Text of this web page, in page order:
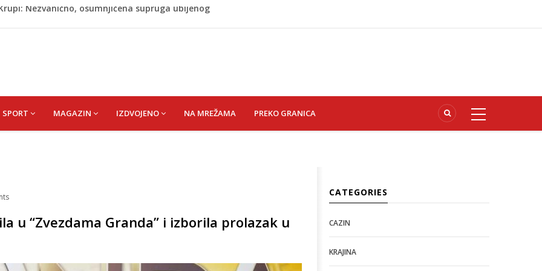
Senija – Sena
obilježavanja godišnjice: "Doživjela sam poniženje
sinu"
Nezvanično, osumnjičena supruga ubijenog
SPORT MAGAZIN IZDVOJENO NA MREŽAMA PREKO GRANICA
u “Zvezdama Granda” i izborila prolazak u
CATEGORIES
CAZIN
KRAJINA